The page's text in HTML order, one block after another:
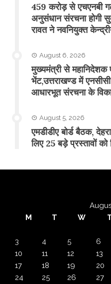
459 करोड़ से एचएनबी
अनुसंधान संरचना होगी
रावत ने नवनियुक्त
August 6, 2026
मुख्यमंत्री से महानिदेशक
भेंट,उत्तराखण्ड में
आधारभूत संरचना के
August 5, 2026
एमडीडीए बोर्ड बैठक,
लिए 25 बड़े प्रस्तावों को
M
T W
3
4 5 6
10
11 12 13
17
18 19 20
24
25 26 27